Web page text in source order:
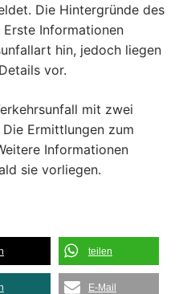
Die Hintergründe des
Informationen
hin, jedoch liegen
vor.
mit zwei
Ermittlungen zum
Informationen
sie vorliegen.
teilen
E-Mail